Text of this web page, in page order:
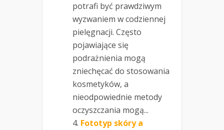
potrafi być prawdziwym
wyzwaniem w codziennej
pielęgnacji. Często
pojawiające się
podrażnienia mogą
zniechęcać do stosowania
kosmetyków, a
nieodpowiednie metody
oczyszczania mogą...
Fototyp skóry a